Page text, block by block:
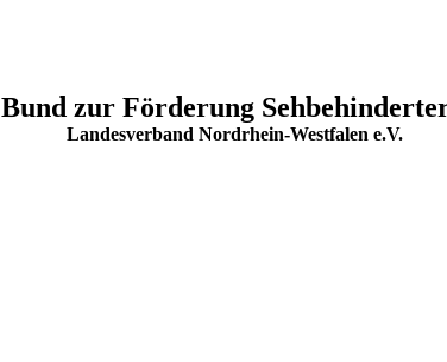
Bund zur Förderung
Landesverband Nordrhein-Westfalen e.V.